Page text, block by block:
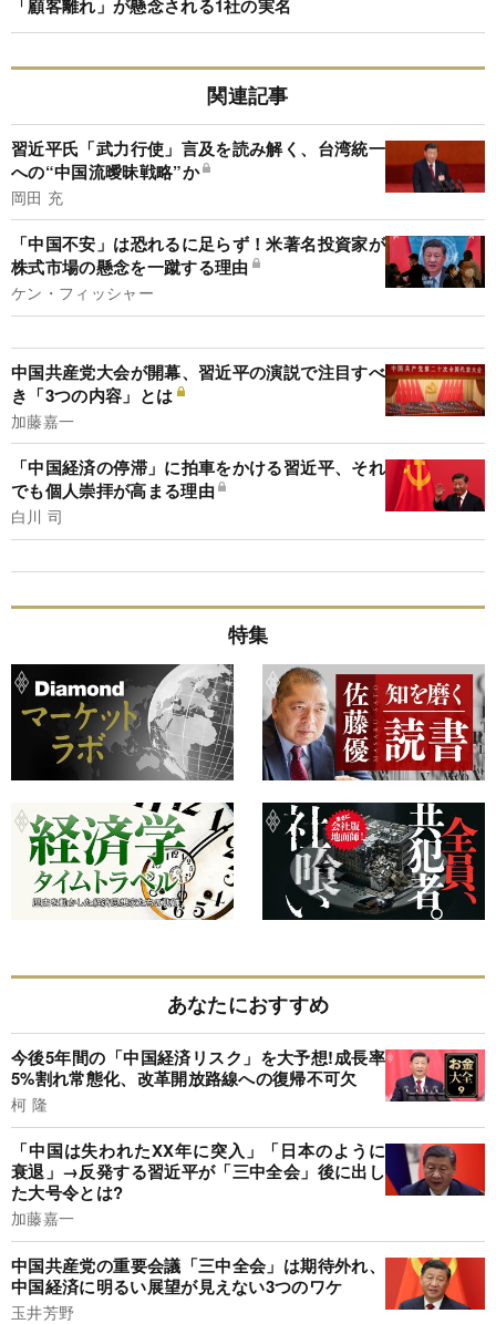
「顧客離れ」が懸念される1社の実名
関連記事
習近平氏「武力行使」言及を読み解く、台湾統一
への“中国流曖昧戦略”か
岡田 充
「中国不安」は恐れるに足らず！米著名投資家が
株式市場の懸念を一蹴する理由
ケン・フィッシャー
中国共産党大会が開幕、習近平の演説で注目すべ
き「3つの内容」とは
加藤嘉一
「中国経済の停滞」に拍車をかける習近平、それ
でも個人崇拝が高まる理由
白川 司
特集
あなたにおすすめ
今後5年間の「中国経済リスク」を大予想!成長率
5%割れ常態化、改革開放路線への復帰不可欠
柯 隆
「中国は失われたXX年に突入」「日本のように
衰退」→反発する習近平が「三中全会」後に出し
た大号令とは?
加藤嘉一
中国共産党の重要会議「三中全会」は期待外れ、
中国経済に明るい展望が見えない3つのワケ
玉井芳野